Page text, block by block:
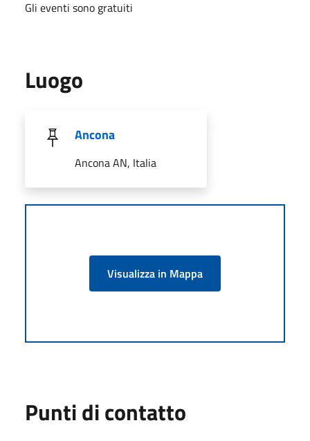
Gli eventi sono gratuiti
Luogo
Ancona
Ancona AN, Italia
Visualizza in Mappa
Punti di contatto